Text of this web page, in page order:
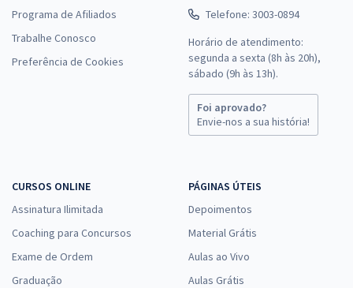
Programa de Afiliados
Trabalhe Conosco
Preferência de Cookies
Telefone: 3003-0894
Horário de atendimento:
segunda a sexta (8h às 20h),
sábado (9h às 13h).
Foi aprovado?
Envie-nos a sua história!
CURSOS ONLINE
Assinatura Ilimitada
Coaching para Concursos
Exame de Ordem
Graduação
PÁGINAS ÚTEIS
Depoimentos
Material Grátis
Aulas ao Vivo
Aulas Grátis